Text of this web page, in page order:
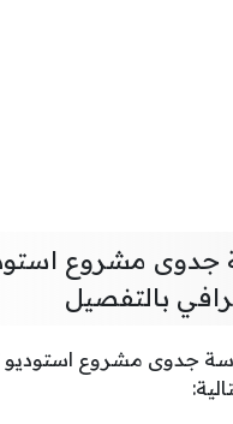
جدوى مشروع
بالتفصيل
جدوى مشروع استوديو